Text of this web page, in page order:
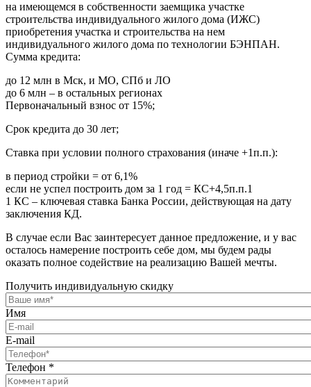
на имеющемся в собственности заемщика участке
строительства индивидуального жилого дома (ИЖС)
приобретения участка и строительства на нем
индивидуального жилого дома по технологии БЭНПАН.
Сумма кредита:
до 12 млн в Мск, и МО, СПб и ЛО
до 6 млн – в остальных регионах
Первоначальный взнос от 15%;
Срок кредита до 30 лет;
Ставка при условии полного страхования (иначе +1п.п.):
в период стройки = от 6,1%
если не успел построить дом за 1 год = КС+4,5п.п.1
1 КС – ключевая ставка Банка России, действующая на дату
заключения КД.
В случае если Вас заинтересует данное предложение, и у вас
осталось намерение построить себе дом, мы будем рады
оказать полное содействие на реализацию Вашей мечты.
Получить индивидуальную скидку
Имя
E-mail
Телефон *